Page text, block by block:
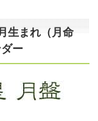
生まれ（月命
ー